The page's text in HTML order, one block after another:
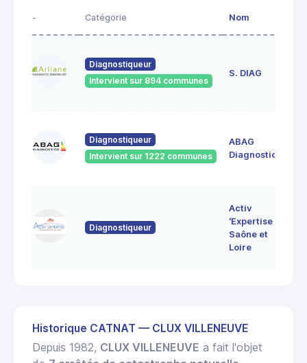
- Catégorie Nom
Diagnostiqueur
Intervient sur 894 communes
S. DIAG
Diagnostiqueur
Intervient sur 1222 communes
ABAG
Diagnostics
Diagnostiqueur
Activ
'Expertise
Saône et
Loire
Historique CATNAT — CLUX VILLENEUVE
Depuis 1982, CLUX VILLENEUVE a fait l'objet